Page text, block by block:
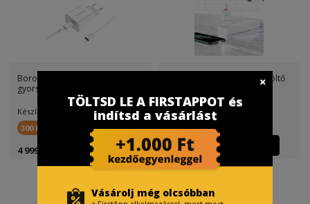
Borofone BA38A PD hálózati
gyorstöltő (lightning k
Készletinfó:
300 FirstPont
4 999 Ft
Borofone BA49A hálózati töltő
Készletinfó:
200 FirstPont
3 999 Ft
TÖLTSD LE A FIRSTAPPOT és
indítsd a vásárlást
Vásárolj még olcsóbban